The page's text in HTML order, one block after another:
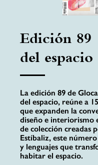
Edición 89
del espacio
La edición 89 de
del espacio, reúne a
que expanden la
diseño e interiorismo
de colección creadas
Estíbaliz, este
y lenguajes que
habitar el espacio.